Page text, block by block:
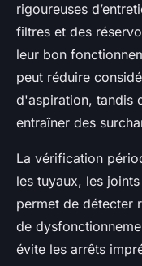
rigoureuses
filtres et des
leur bon
peut réduire
d'aspiration, tandis
entraîner des
La vérification
les tuyaux, les
permet de détecter
de
évite les arrêts